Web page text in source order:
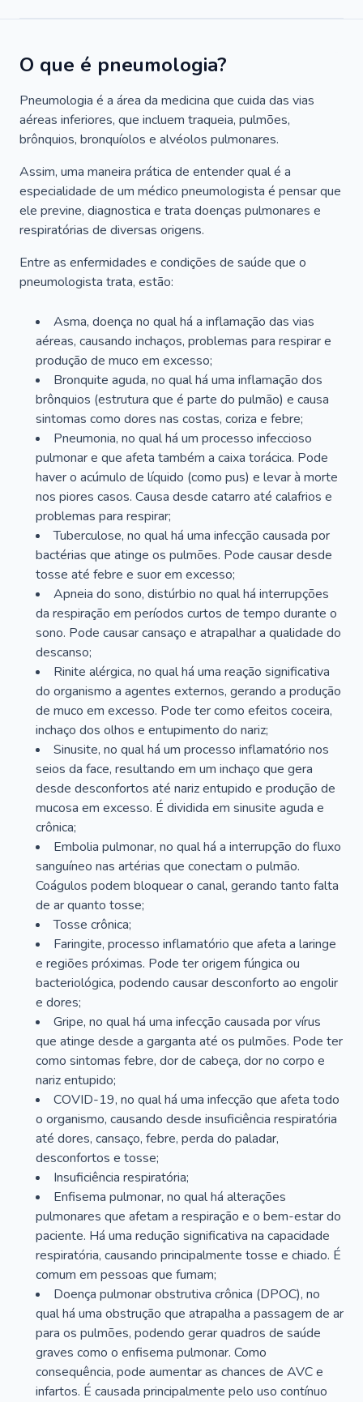
O que é pneumologia?
Pneumologia é a área da medicina que cuida das vias
aéreas inferiores, que incluem traqueia, pulmões,
brônquios, bronquíolos e alvéolos pulmonares.
Assim, uma maneira prática de entender qual é a
especialidade de um médico pneumologista é pensar que
ele previne, diagnostica e trata doenças pulmonares e
respiratórias de diversas origens.
Entre as enfermidades e condições de saúde que o
pneumologista trata, estão:
Asma, doença no qual há a inflamação das vias
aéreas, causando inchaços, problemas para respirar e
produção de muco em excesso;
Bronquite aguda, no qual há uma inflamação dos
brônquios (estrutura que é parte do pulmão) e causa
sintomas como dores nas costas, coriza e febre;
Pneumonia, no qual há um processo infeccioso
pulmonar e que afeta também a caixa torácica. Pode
haver o acúmulo de líquido (como pus) e levar à morte
nos piores casos. Causa desde catarro até calafrios e
problemas para respirar;
Tuberculose, no qual há uma infecção causada por
bactérias que atinge os pulmões. Pode causar desde
tosse até febre e suor em excesso;
Apneia do sono, distúrbio no qual há interrupções
da respiração em períodos curtos de tempo durante o
sono. Pode causar cansaço e atrapalhar a qualidade do
descanso;
Rinite alérgica, no qual há uma reação significativa
do organismo a agentes externos, gerando a produção
de muco em excesso. Pode ter como efeitos coceira,
inchaço dos olhos e entupimento do nariz;
Sinusite, no qual há um processo inflamatório nos
seios da face, resultando em um inchaço que gera
desde desconfortos até nariz entupido e produção de
mucosa em excesso. É dividida em sinusite aguda e
crônica;
Embolia pulmonar, no qual há a interrupção do fluxo
sanguíneo nas artérias que conectam o pulmão.
Coágulos podem bloquear o canal, gerando tanto falta
de ar quanto tosse;
Tosse crônica;
Faringite, processo inflamatório que afeta a laringe
e regiões próximas. Pode ter origem fúngica ou
bacteriológica, podendo causar desconforto ao engolir
e dores;
Gripe, no qual há uma infecção causada por vírus
que atinge desde a garganta até os pulmões. Pode ter
como sintomas febre, dor de cabeça, dor no corpo e
nariz entupido;
COVID-19, no qual há uma infecção que afeta todo
o organismo, causando desde insuficiência respiratória
até dores, cansaço, febre, perda do paladar,
desconfortos e tosse;
Insuficiência respiratória;
Enfisema pulmonar, no qual há alterações
pulmonares que afetam a respiração e o bem-estar do
paciente. Há uma redução significativa na capacidade
respiratória, causando principalmente tosse e chiado. É
comum em pessoas que fumam;
Doença pulmonar obstrutiva crônica (DPOC), no
qual há uma obstrução que atrapalha a passagem de ar
para os pulmões, podendo gerar quadros de saúde
graves como o enfisema pulmonar. Como
consequência, pode aumentar as chances de AVC e
infartos. É causada principalmente pelo uso contínuo